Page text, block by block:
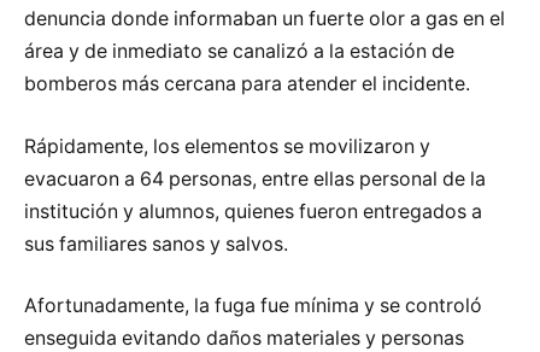
denuncia donde informaban un fuerte olor a gas en el
área y de inmediato se canalizó a la estación de
bomberos más cercana para atender el incidente.
Rápidamente, los elementos se movilizaron y
evacuaron a 64 personas, entre ellas personal de la
institución y alumnos, quienes fueron entregados a
sus familiares sanos y salvos.
Afortunadamente, la fuga fue mínima y se controló
enseguida evitando daños materiales y personas